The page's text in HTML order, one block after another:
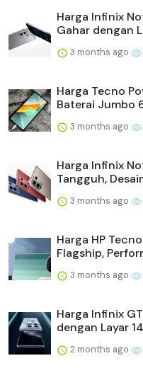
Harga Infinix
Gahar dengan
3 months ago
Harga Tecno
Baterai Jumbo
3 months ago
Harga Infinix
Tangguh,
3 months ago
Harga HP
Flagship,
3 months ago
Harga Infinix
dengan Layar
2 months ago